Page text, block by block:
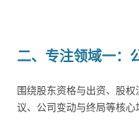
二、专注领域一：
围绕股东资格与出资、股
议、公司变动与终局等核心